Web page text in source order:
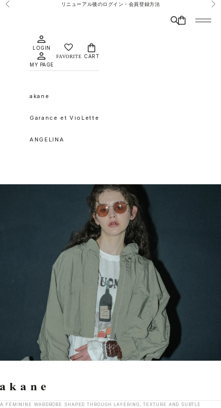
コンテンツへスキップ
前へ リニューアル後のログイン・会員登録方法 次
メニュ
検索CART
LOGIN
MY PAGE
CART
akane
Garance et VioLette
ANGELINA
A FEMININE WARDROBE SHAPED THROUGH LAYERING, TEXTURE AND SUBTLE